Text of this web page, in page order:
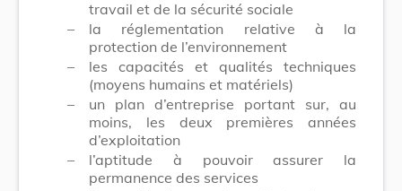
travail et de la sécurité sociale
–
la réglementation relative à la
protection de l’environnement
–
les capacités et qualités techniques
(moyens humains et matériels)
–
un plan d’entreprise portant sur, au
moins, les deux premières années
d’exploitation
–
l’aptitude à pouvoir assurer la
permanence des services